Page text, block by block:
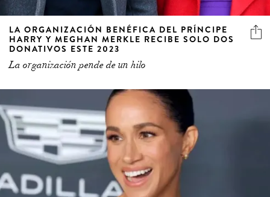
LA ORGANIZACIÓN BENÉFICA DEL PRÍNCIPE
HARRY Y MEGHAN MERKLE RECIBE SOLO DOS
DONATIVOS ESTE 2023
La organización pende de un hilo